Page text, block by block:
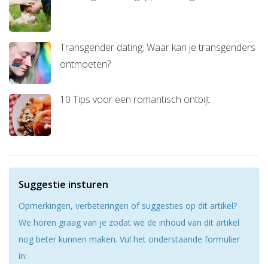
Transgender dating; Waar kan je transgenders
ontmoeten?
10 Tips voor een romantisch ontbijt
Suggestie insturen
Opmerkingen, verbeteringen of suggesties op dit artikel?
We horen graag van je zodat we de inhoud van dit artikel
nog beter kunnen maken. Vul het onderstaande formulier
in: